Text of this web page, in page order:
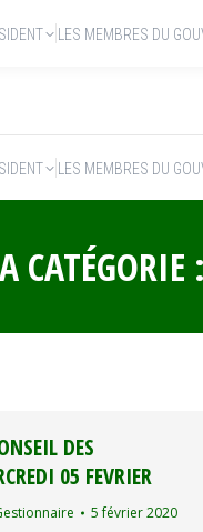
LES MEMBRES DU
CATÉGORIE :
DES
05 FEVRIER
5 février 2020
LES MEMBRES DU